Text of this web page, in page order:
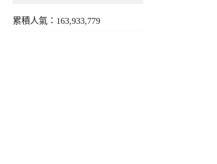
累積人氣：163,933,779